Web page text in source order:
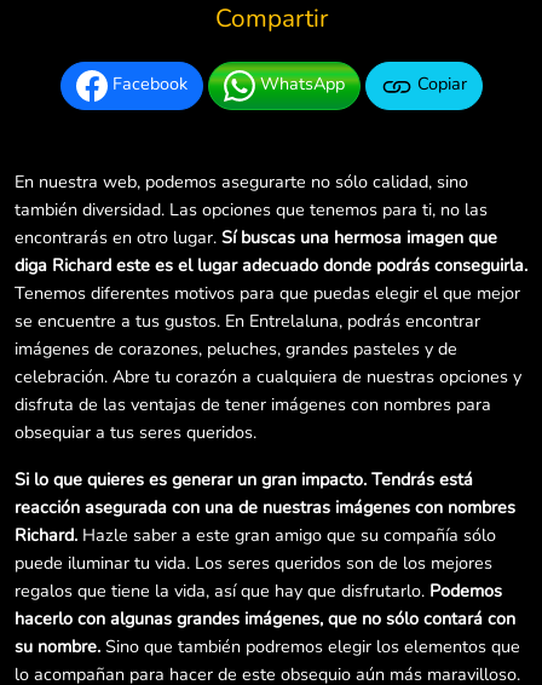
Compartir
Facebook WhatsApp Copiar
En nuestra web, podemos asegurarte no sólo calidad, sino
también diversidad. Las opciones que tenemos para ti, no las
encontrarás en otro lugar. Sí buscas una hermosa imagen que
diga Richard este es el lugar adecuado donde podrás conseguirla.
Tenemos diferentes motivos para que puedas elegir el que mejor
se encuentre a tus gustos. En Entrelaluna, podrás encontrar
imágenes de corazones, peluches, grandes pasteles y de
celebración. Abre tu corazón a cualquiera de nuestras opciones y
disfruta de las ventajas de tener imágenes con nombres para
obsequiar a tus seres queridos.
Si lo que quieres es generar un gran impacto. Tendrás está
reacción asegurada con una de nuestras imágenes con nombres
Richard. Hazle saber a este gran amigo que su compañía sólo
puede iluminar tu vida. Los seres queridos son de los mejores
regalos que tiene la vida, así que hay que disfrutarlo. Podemos
hacerlo con algunas grandes imágenes, que no sólo contará con
su nombre. Sino que también podremos elegir los elementos que
lo acompañan para hacer de este obsequio aún más maravilloso.